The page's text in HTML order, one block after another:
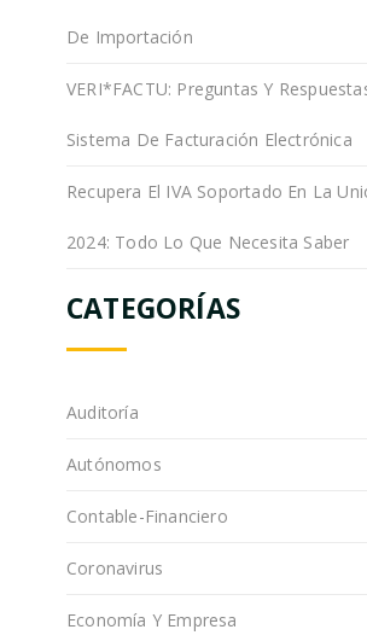
De Importación
VERI*FACTU: Preguntas Y
Sistema De Facturación Electrónica
Recupera El IVA Soportado En La
2024: Todo Lo Que Necesita Saber
CATEGORÍAS
Auditoría
Autónomos
Contable-Financiero
Coronavirus
Economía Y Empresa